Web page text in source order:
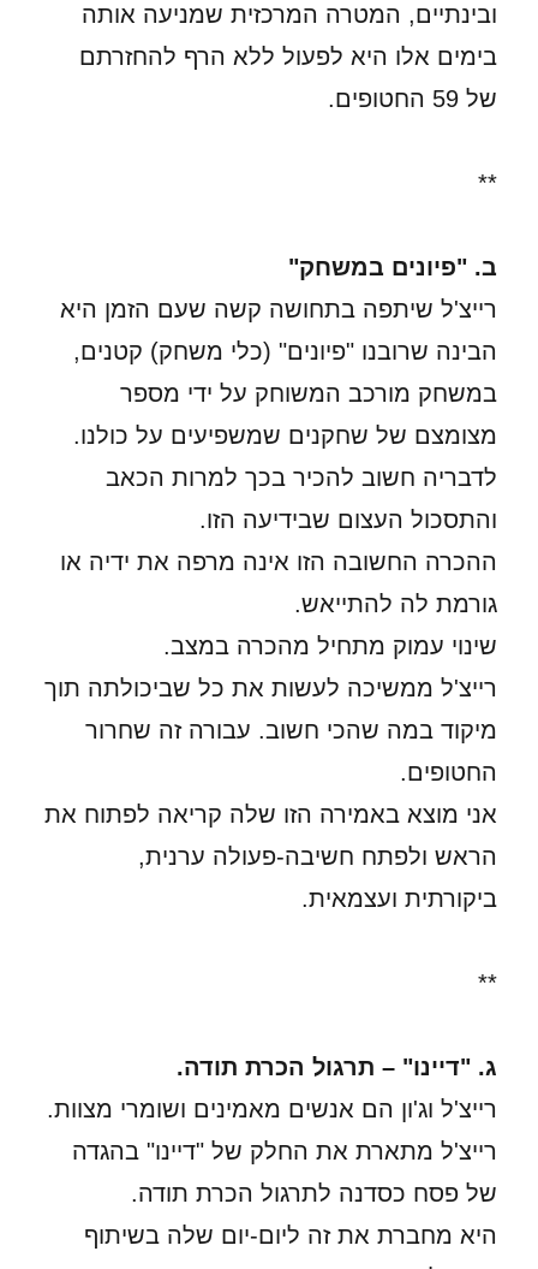
ובינתיים, המטרה המרכזית שמניעה אותה
בימים אלו היא לפעול ללא הרף להחזרתם
של 59 החטופים.
**
ב. "פיונים במשחק"
רייצ'ל שיתפה בתחושה קשה שעם הזמן היא
הבינה שרובנו "פיונים" (כלי משחק) קטנים,
במשחק מורכב המשוחק על ידי מספר
מצומצם של שחקנים שמשפיעים על כולנו.
לדבריה חשוב להכיר בכך למרות הכאב
והתסכול העצום שבידיעה הזו.
ההכרה החשובה הזו אינה מרפה את ידיה או
גורמת לה להתייאש.
שינוי עמוק מתחיל מהכרה במצב.
רייצ'ל ממשיכה לעשות את כל שביכולתה תוך
מיקוד במה שהכי חשוב. עבורה זה שחרור
החטופים.
אני מוצא באמירה הזו שלה קריאה לפתוח את
הראש ולפתח חשיבה-פעולה ערנית,
ביקורתית ועצמאית.
**
ג. "דיינו" – תרגול הכרת תודה.
רייצ'ל וג'ון הם אנשים מאמינים ושומרי מצוות.
רייצ'ל מתארת את החלק של "דיינו" בהגדה
של פסח כסדנה לתרגול הכרת תודה.
היא מחברת את זה ליום-יום שלה בשיתוף